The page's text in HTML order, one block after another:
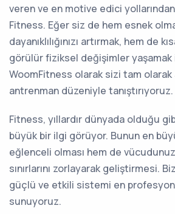
veren ve en motive edici
Fitness. Eğer siz de hem esnek
dayanıklılığınızı artırmak, hem de
görülür fiziksel değişimler yaşamak
WoomFitness olarak sizi tam olarak
antrenman düzeniyle tanıştırıyoruz.
Fitness, yıllardır dünyada olduğu
büyük bir ilgi görüyor. Bunun en
eğlenceli olması hem de
sınırlarını zorlayarak geliştirmesi.
güçlü ve etkili sistemi en
sunuyoruz.